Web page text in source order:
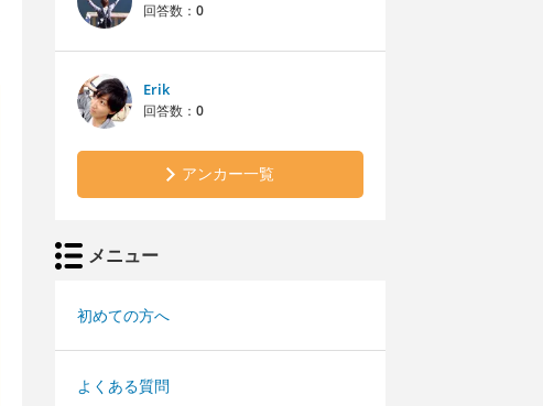
回答数： 0
Erik
回答数： 0
アンカー一覧
メニュー
初めての方へ
よくある質問